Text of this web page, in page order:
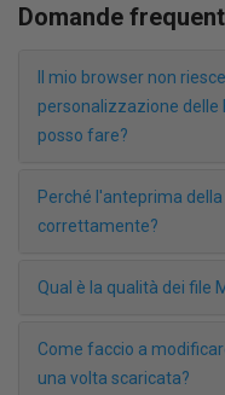
Domande
Il mio browser non
personalizzazione delle
posso fare?
Perché l'anteprima
correttamente?
Qual è la qualità dei file
Come faccio a
una volta scaricata?